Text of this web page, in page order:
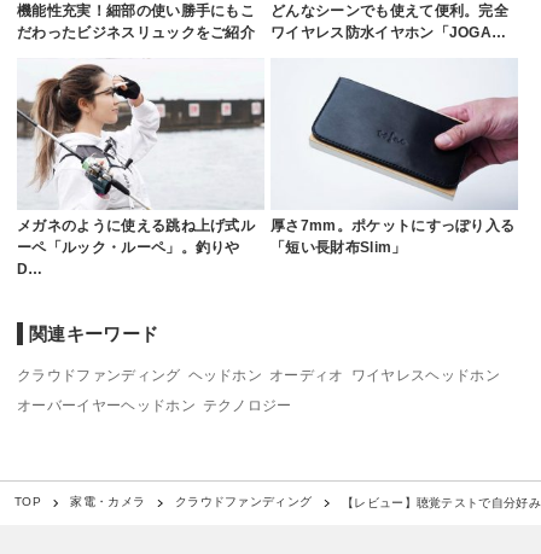
機能性充実！細部の使い勝手にもこ
だわったビジネスリュックをご紹介
どんなシーンでも使えて便利。完全
ワイヤレス防水イヤホン「JOGA…
メガネのように使える跳ね上げ式ル
ーペ「ルック・ルーペ」。釣りや
D…
厚さ7mm。ポケットにすっぽり入る
「短い長財布Slim」
関連キーワード
クラウドファンディング ヘッドホン オーディオ
ワイヤレスヘッドホン
オーバーイヤーヘッドホン テクノロジー
TOP 家電・カメラ クラウドファンディング 【レビュー】聴覚テストで自分好